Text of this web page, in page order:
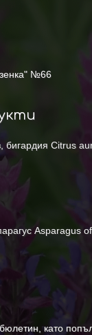
№66
бигардия Citrus
Asparagus
като